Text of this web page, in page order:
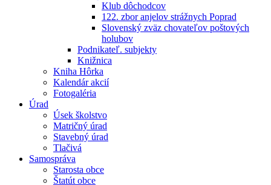
Klub dôchodcov
122. zbor anjelov strážnych Poprad
Slovenský zväz chovateľov poštových
holubov
Podnikateľ. subjekty
Knižnica
Kniha Hôrka
Kalendár akcií
Fotogaléria
Úrad
Úsek školstvo
Matričný úrad
Stavebný úrad
Tlačivá
Samospráva
Starosta obce
Štatút obce